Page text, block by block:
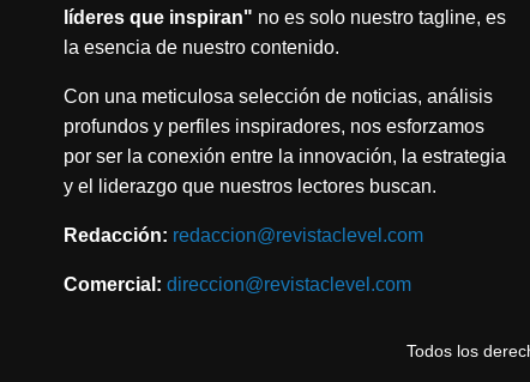
líderes que inspiran" no es solo nuestro tagline, es
la esencia de nuestro contenido.
Con una meticulosa selección de noticias, análisis
profundos y perfiles inspiradores, nos esforzamos
por ser la conexión entre la innovación, la estrategia
y el liderazgo que nuestros lectores buscan.
Redacción: redaccion@revistaclevel.com
Comercial: direccion@revistaclevel.com
Todos los